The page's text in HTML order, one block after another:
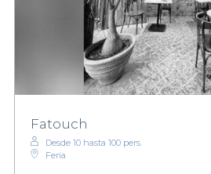
Fatouch
Desde 10 hasta 100 pers.
Feria